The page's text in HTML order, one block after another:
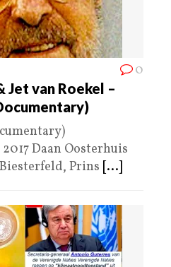
0
Jet van Roekel –
Daan Oosterhuis
Prins [...]